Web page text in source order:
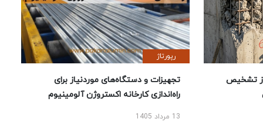
تشخیص
رپورتاژ
تجهیزات و دستگاه‌های موردنیاز برای
راه‌اندازی کارخانه اکستروژن آلومینیوم
13 مرداد 1405